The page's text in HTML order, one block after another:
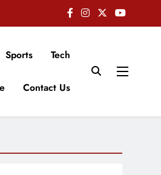
Sports Tech
Contact Us